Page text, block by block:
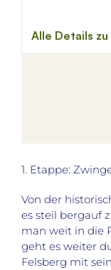
1. Etappe:
Von der
es steil bergauf
man weit in die
geht es weiter
Felsberg mit